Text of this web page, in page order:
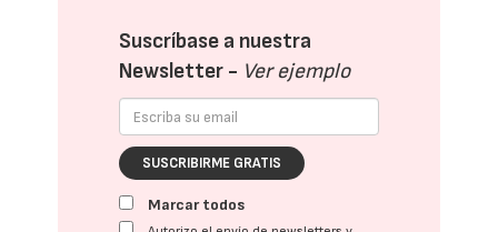
Suscríbase a nuestra
Newsletter - Ver ejemplo
SUSCRIBIRME GRATIS
Marcar todos